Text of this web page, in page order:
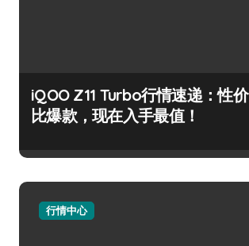
iQOO Z11 Turbo行情速递：性价
比爆款，现在入手最值！
行情中心